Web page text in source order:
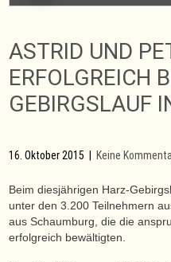
ASTRID UND
ERFOLGREICH
GEBIRGSLAUF
16. Oktober 2015 Keine
Beim diesjährigen Harz-
unter den 3.200 Teilnehmern
aus Schaumburg, die die
erfolgreich bewältigten.